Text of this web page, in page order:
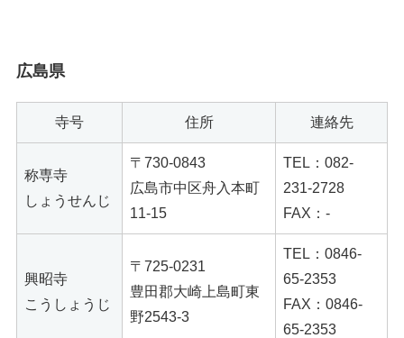
広島県
寺号 住所 連絡先
称専寺
しょうせんじ
〒730-0843
広島市中区舟入本町
11-15
TEL：082-
231-2728
FAX：-
興昭寺
こうしょうじ
〒725-0231
豊田郡大崎上島町東
野2543-3
TEL：0846-
65-2353
FAX：0846-
65-2353